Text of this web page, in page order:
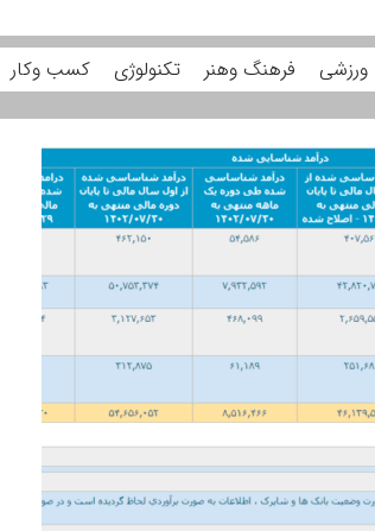
ورزشی فرهنگ وهنر تکنولوژی کسب وکار